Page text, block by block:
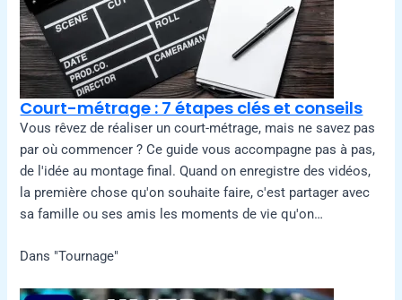
Court-métrage : 7 étapes clés et conseils
Vous rêvez de réaliser un court-métrage, mais ne savez pas
par où commencer ? Ce guide vous accompagne pas à pas,
de l'idée au montage final. Quand on enregistre des vidéos,
la première chose qu'on souhaite faire, c'est partager avec
sa famille ou ses amis les moments de vie qu'on…
Dans "Tournage"